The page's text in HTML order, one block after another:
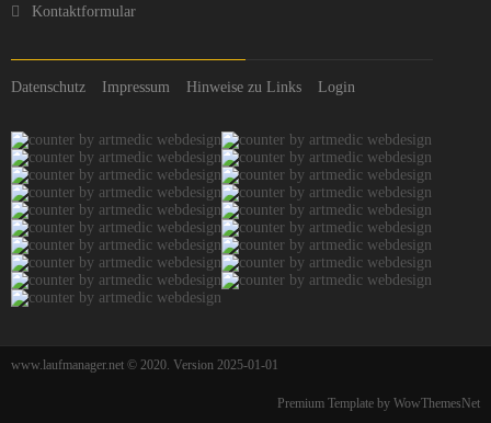
Kontaktformular
Datenschutz Impressum Hinweise zu Links Login
www.laufmanager.net © 2020. Version 2025-01-01
Premium Template by WowThemesNet